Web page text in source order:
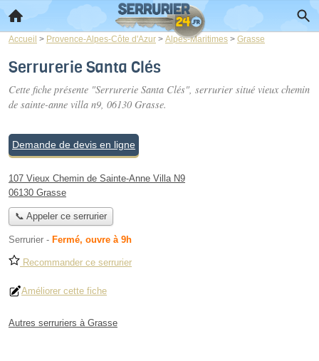
Accueil > Provence-Alpes-Côte d'Azur > Alpes-Maritimes > Grasse
Serrurerie Santa Clés
Cette fiche présente "Serrurerie Santa Clés", serrurier situé vieux chemin
de sainte-anne villa n9, 06130 Grasse.
Demande de devis en ligne
107 Vieux Chemin de Sainte-Anne Villa N9
06130 Grasse
📞 Appeler ce serrurier
Serrurier - Fermé, ouvre à 9h
Recommander ce serrurier
Améliorer cette fiche
Autres serruriers à Grasse